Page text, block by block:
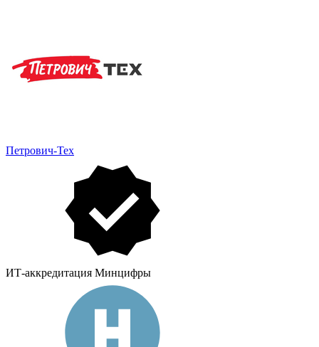
Петрович-Тех
ИТ-аккредитация Минцифры